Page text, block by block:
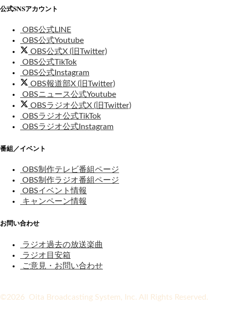
公式SNSアカウント
OBS公式LINE
OBS公式Youtube
OBS公式X (旧Twitter)
OBS公式TikTok
OBS公式Instagram
OBS報道部X (旧Twitter)
OBSニュース公式Youtube
OBSラジオ公式X (旧Twitter)
OBSラジオ公式TikTok
OBSラジオ公式Instagram
番組／イベント
OBS制作テレビ番組ページ
OBS制作ラジオ番組ページ
OBSイベント情報
キャンペーン情報
お問い合わせ
ラジオ過去の放送楽曲
ラジオ目安箱
ご意見・お問い合わせ
©2026 Oita Broadcasting System, Inc. All Rights Reserved.